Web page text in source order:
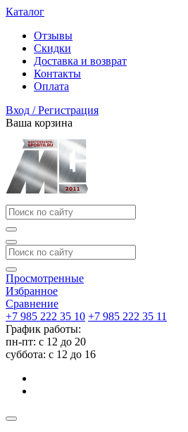
Каталог
Отзывы
Скидки
Доставка и возврат
Контакты
Оплата
Вход / Регистрация
Ваша корзина
Просмотренные
Избранное
Сравнение
+7 985 222 35 10 +7 985 222 35 11
График работы:
пн-пт: с 12 до 20
суббота: c 12 до 16